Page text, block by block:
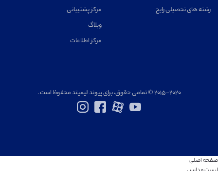
رشته های تحصیلی رایج
مرکز پشتیبانی
وبلاگ
مرکز اطلاعات
۲۰۱۵-۲۰۲۰ © تمامی حقوق، برای پیوند لیمیتد محفوظ است .
صفحه اصلی